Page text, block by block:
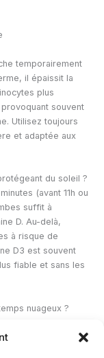
temporairement
il épaissit la
plus
souvent
Utilisez toujours
et adaptée aux
du soleil ?
(avant 11h ou
suffit à
D. Au-delà,
à risque de
D3 est souvent
fiable et sans les
nuageux ?
de la peau. La